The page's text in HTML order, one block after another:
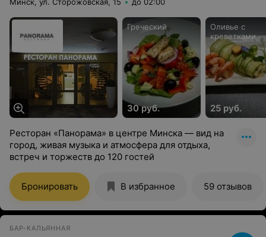
Греческий
30 руб.
Оливье с
креветками
25 руб.
Ресторан «Панорама» в центре Минска — вид на
город, живая музыка и атмосфера для отдыха,
встреч и торжеств до 120 гостей
Бронировать В избранное 59 отзывов
БАР-КАЛЬЯННАЯ